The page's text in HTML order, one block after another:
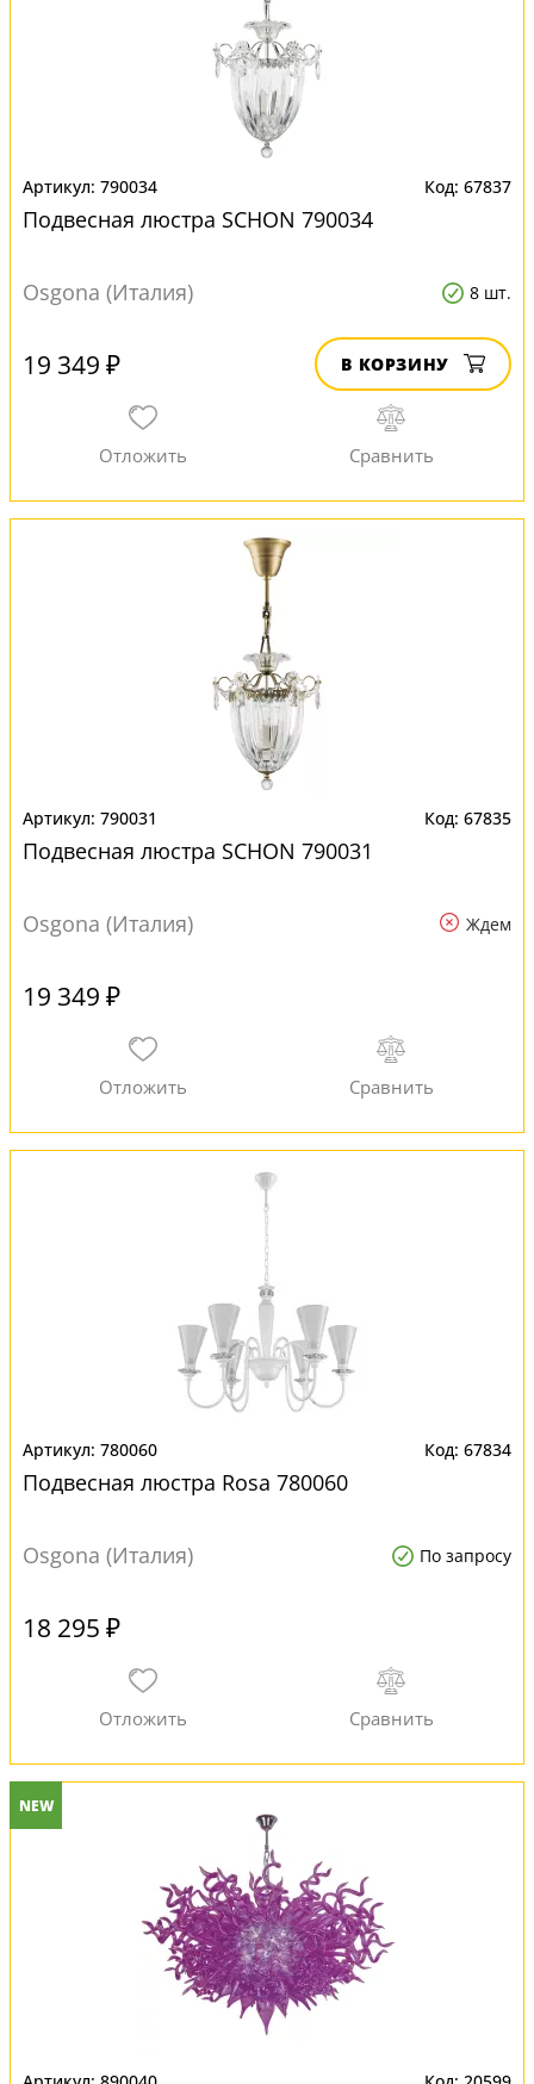
790034 67837
Подвесная люстра SCHON 790034
Osgona (Италия) 8 шт.
19 349 ₽ В КОРЗИНУ
790031 67835
Подвесная люстра SCHON 790031
Osgona (Италия) Ждем
19 349 ₽
780060 67834
Подвесная люстра Rosa 780060
Osgona (Италия) По запросу
18 295 ₽
NEW